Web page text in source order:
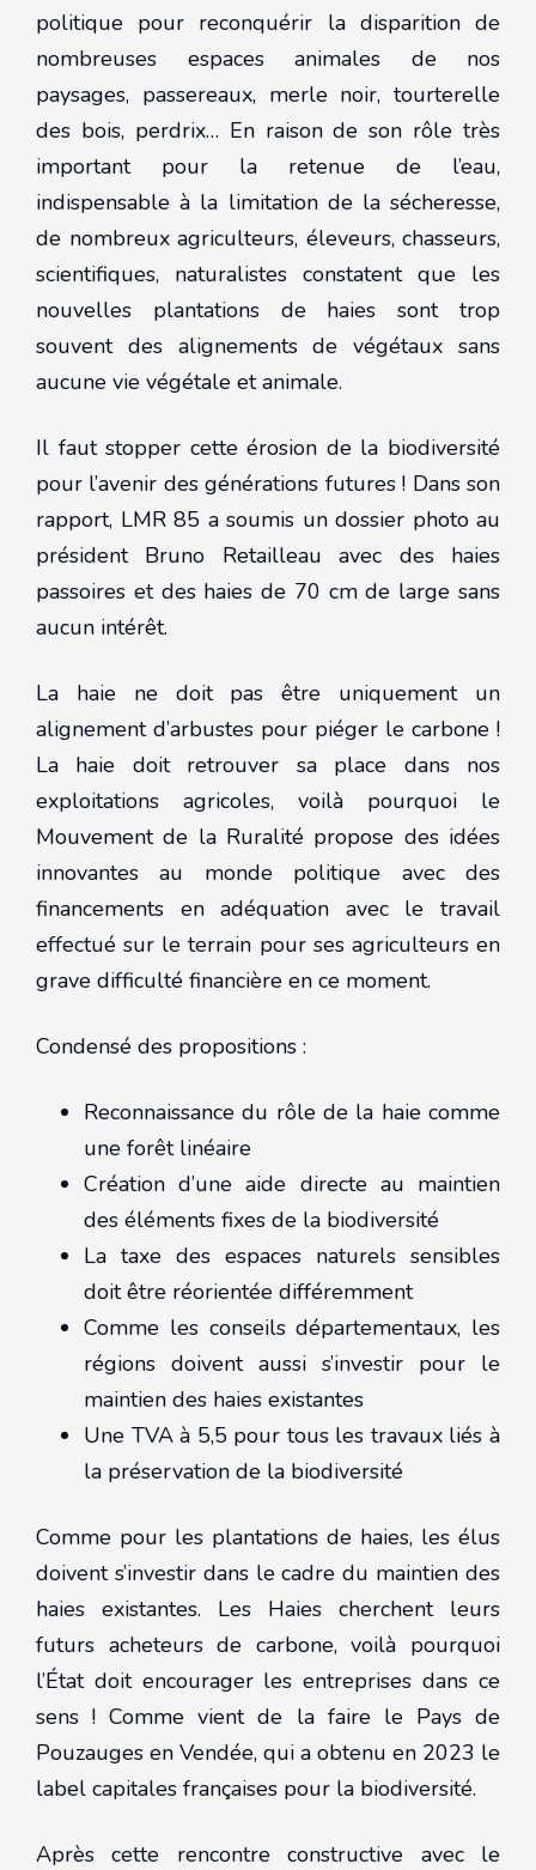
politique pour reconquérir la disparition de
nombreuses espaces animales de nos
paysages, passereaux, merle noir, tourterelle
des bois, perdrix… En raison de son rôle très
important pour la retenue de l’eau,
indispensable à la limitation de la sécheresse,
de nombreux agriculteurs, éleveurs, chasseurs,
scientifiques, naturalistes constatent que les
nouvelles plantations de haies sont trop
souvent des alignements de végétaux sans
aucune vie végétale et animale.
Il faut stopper cette érosion de la biodiversité
pour l’avenir des générations futures ! Dans son
rapport, LMR 85 a soumis un dossier photo au
président Bruno Retailleau avec des haies
passoires et des haies de 70 cm de large sans
aucun intérêt.
La haie ne doit pas être uniquement un
alignement d’arbustes pour piéger le carbone !
La haie doit retrouver sa place dans nos
exploitations agricoles, voilà pourquoi le
Mouvement de la Ruralité propose des idées
innovantes au monde politique avec des
financements en adéquation avec le travail
effectué sur le terrain pour ses agriculteurs en
grave difficulté financière en ce moment.
Condensé des propositions :
Reconnaissance du rôle de la haie comme
une forêt linéaire
Création d’une aide directe au maintien
des éléments fixes de la biodiversité
La taxe des espaces naturels sensibles
doit être réorientée différemment
Comme les conseils départementaux, les
régions doivent aussi s’investir pour le
maintien des haies existantes
Une TVA à 5,5 pour tous les travaux liés à
la préservation de la biodiversité
Comme pour les plantations de haies, les élus
doivent s’investir dans le cadre du maintien des
haies existantes. Les Haies cherchent leurs
futurs acheteurs de carbone, voilà pourquoi
l’État doit encourager les entreprises dans ce
sens ! Comme vient de la faire le Pays de
Pouzauges en Vendée, qui a obtenu en 2023 le
label capitales françaises pour la biodiversité.
Après cette rencontre constructive avec le